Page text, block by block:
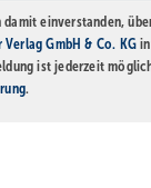
einverstanden,
GmbH & Co. KG
ist jederzeit
.